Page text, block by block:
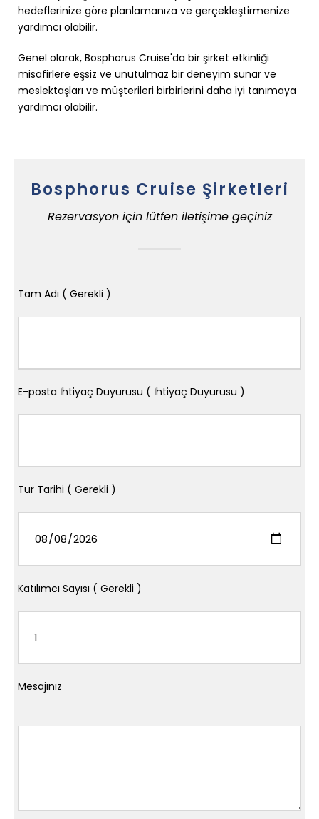
hedeflerinize göre planlamanıza ve gerçekleştirmenize
yardımcı olabilir.
Genel olarak, Bosphorus Cruise'da bir şirket etkinliği
misafirlere eşsiz ve unutulmaz bir deneyim sunar ve
meslektaşları ve müşterileri birbirlerini daha iyi tanımaya
yardımcı olabilir.
Bosphorus Cruise Şirketleri
Rezervasyon için lütfen iletişime geçiniz
Tam Adı ( Gerekli )
E-posta İhtiyaç Duyurusu ( İhtiyaç Duyurusu )
Tur Tarihi ( Gerekli )
Katılımcı Sayısı ( Gerekli )
Mesajınız